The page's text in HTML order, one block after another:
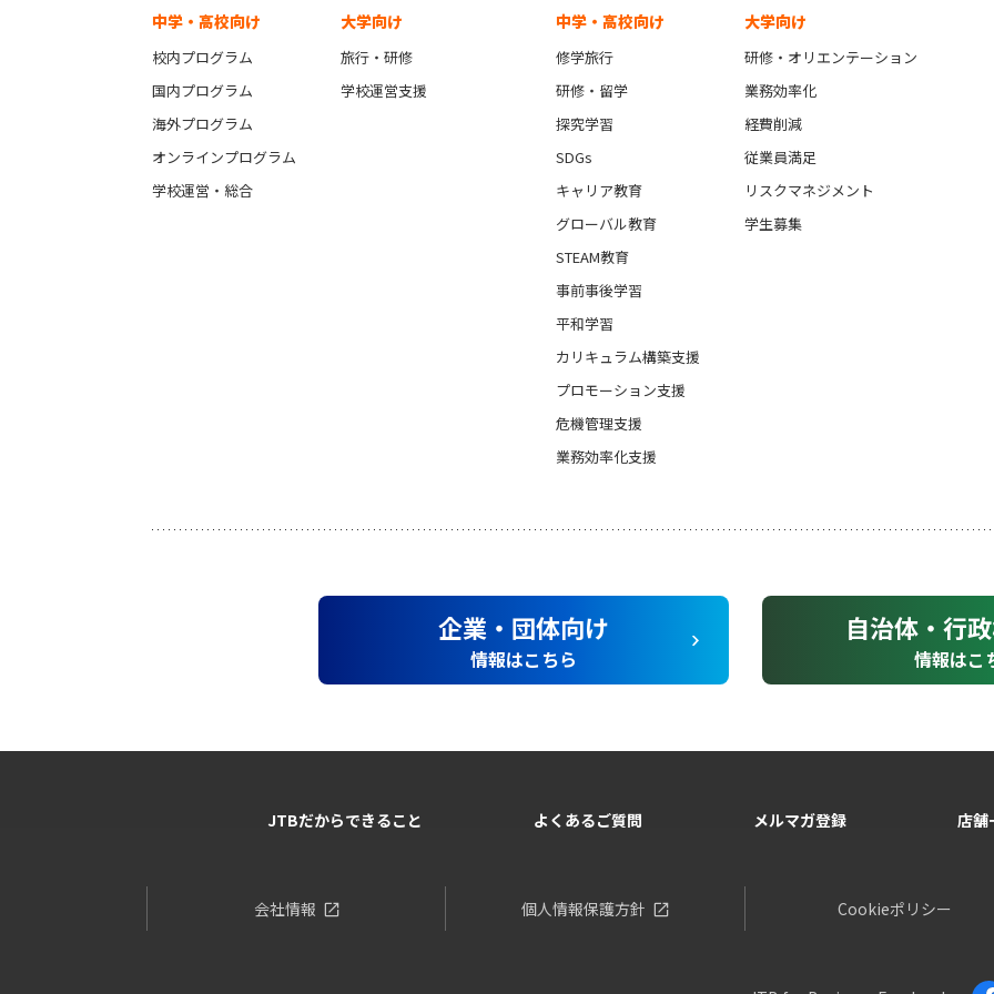
中学・高校向け
校内プログラム
国内プログラム
海外プログラム
オンラインプログラム
学校運営・総合
大学向け
旅行・研修
学校運営支援
中学・高校向け
修学旅行
研修・留学
探究学習
SDGs
キャリア教育
グローバル教育
STEAM教育
事前事後学習
平和学習
カリキュラム構築支援
プロモーション支援
危機管理支援
業務効率化支援
大学向け
研修・オリエンテーション
業務効率化
経費削減
従業員満足
リスクマネジメント
学生募集
企業・団体向け
情報はこちら
自治体・行
情報はこ
JTBだからできること よくあるご質問 メルマガ登録 店舗
会社情報 個人情報保護方針 Cookieポリシー